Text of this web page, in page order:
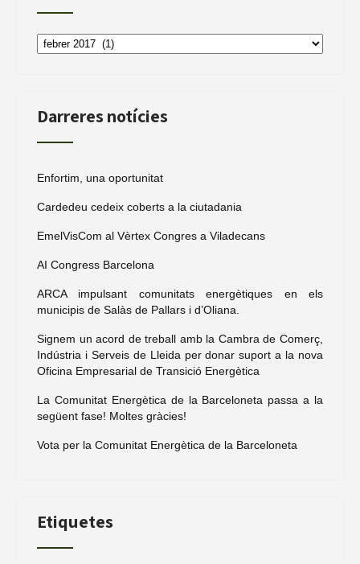
Arxiu
de
Darreres notícies
Enfortim, una oportunitat
Cardedeu cedeix coberts a la ciutadania
EmelVisCom al Vèrtex Congres a Viladecans
AI Congress Barcelona
ARCA impulsant comunitats energètiques en els
municipis de Salàs de Pallars i d’Oliana.
Signem un acord de treball amb la Cambra de Comerç,
Indústria i Serveis de Lleida per donar suport a la nova
Oficina Empresarial de Transició Energètica
La Comunitat Energètica de la Barceloneta passa a la
següent fase! Moltes gràcies!
Vota per la Comunitat Energètica de la Barceloneta
Etiquetes